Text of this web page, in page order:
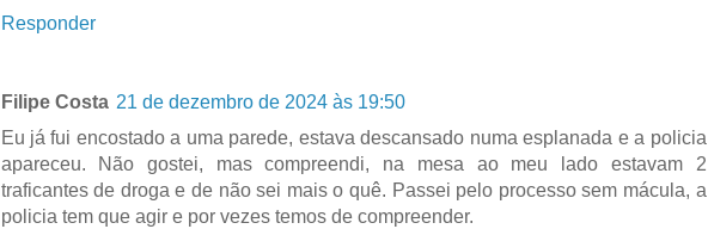
Responder
Filipe Costa 21 de dezembro de 2024 às 19:50
Eu já fui encostado a uma parede, estava descansado numa esplanada e a policia
apareceu. Não gostei, mas compreendi, na mesa ao meu lado estavam 2
traficantes de droga e de não sei mais o quê. Passei pelo processo sem mácula, a
policia tem que agir e por vezes temos de compreender.